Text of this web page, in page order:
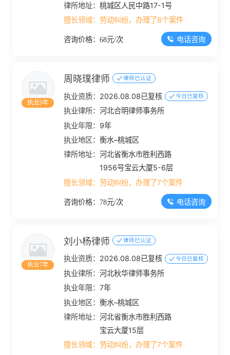
律所地址：桃城区人民中路17-1号
擅长领域：劳动纠纷，办理了8个案件
咨询价格：68元/次 电话咨询
执业9年
周晓璞律师 律师已认证
执业资质： 2026.08.08已复核 今日已复核
执业律所：河北合明律师事务所
执业年限： 9年
执业地区：衡水–桃城区
律所地址：河北省衡水市胜利西路
1956号宝云大厦5-6层
擅长领域：劳动纠纷，办理了7个案件
咨询价格：78元/次 电话咨询
执业7年
刘小杨律师 律师已认证
执业资质： 2026.08.08已复核 今日已复核
执业律所：河北秋华律师事务所
执业年限：7年
执业地区：衡水–桃城区
律所地址：河北省衡水市胜利西路
宝云大厦15层
擅长领域：劳动纠纷，办理了7个案件